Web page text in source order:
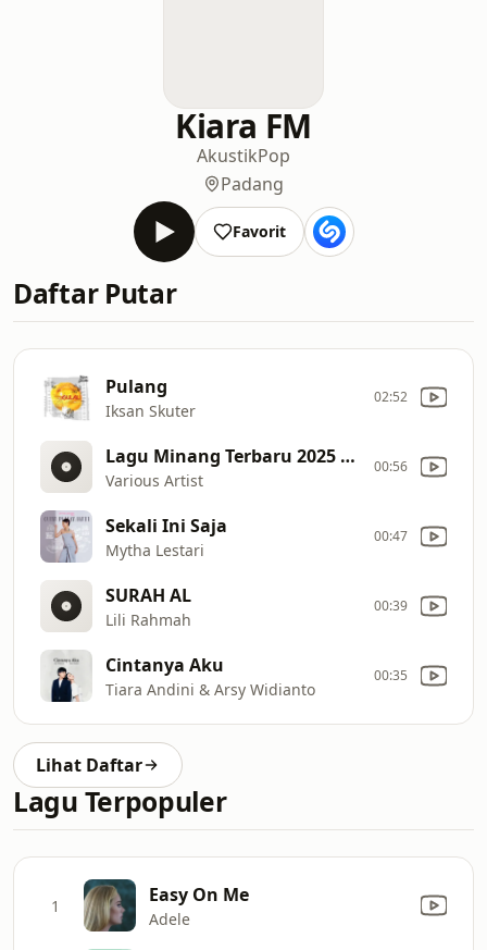
Kiara FM
AkustikPop
Padang
Favorit
Daftar Putar
Pulang
Iksan Skuter
02:52
Lagu Minang Terbaru 2025 Full Album
Various Artist
00:56
Sekali Ini Saja
Mytha Lestari
00:47
SURAH AL
Lili Rahmah
00:39
Cintanya Aku
Tiara Andini & Arsy Widianto
00:35
Lihat Daftar
Lagu Terpopuler
1 Easy On Me
Adele